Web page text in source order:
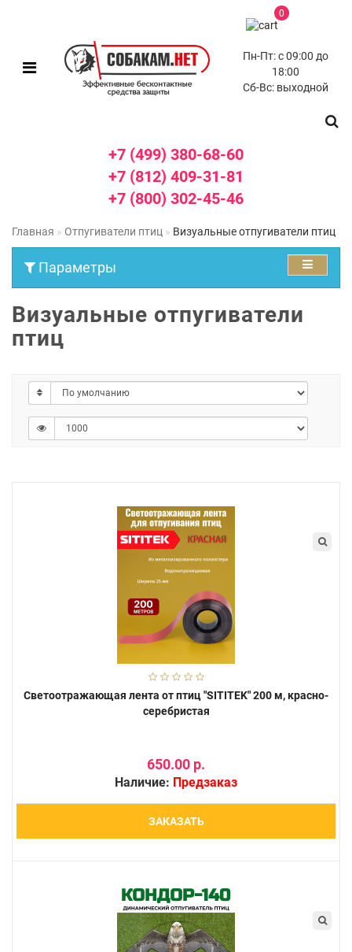
0
Пн-Пт: с 09:00 до
18:00
Сб-Вс: выходной
+7 (499) 380-68-60
+7 (812) 409-31-81
+7 (800) 302-45-46
Главная Отпугиватели птиц Визуальные отпугиватели птиц
Параметры
Визуальные отпугиватели
птиц
Светоотражающая лента от птиц "SITITEK" 200 м, красно-
серебристая
650.00 р.
Наличие: Предзаказ
ЗАКАЗАТЬ